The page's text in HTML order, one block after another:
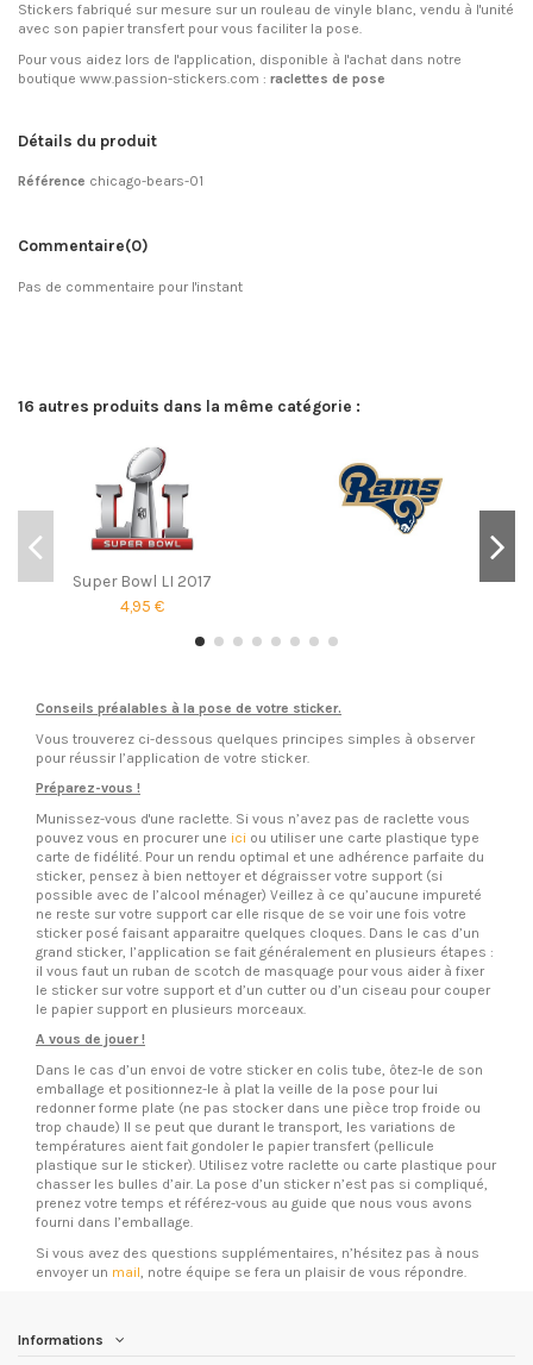
Stickers fabriqué sur mesure sur un rouleau de vinyle blanc, vendu à l'unité
avec son papier transfert pour vous faciliter la pose.
Pour vous aidez lors de l'application, disponible à l'achat dans notre
boutique www.passion-stickers.com : raclettes de pose
Détails du produit
Référence chicago-bears-01
Commentaire(0)
Pas de commentaire pour l'instant
16 autres produits dans la même catégorie :
Super Bowl LI 2017
4,95 €
Conseils préalables à la pose de votre sticker.
Vous trouverez ci-dessous quelques principes simples à observer
pour réussir l’application de votre sticker.
Préparez-vous !
Munissez-vous d'une raclette. Si vous n’avez pas de raclette vous
pouvez vous en procurer une ici ou utiliser une carte plastique type
carte de fidélité. Pour un rendu optimal et une adhérence parfaite du
sticker, pensez à bien nettoyer et dégraisser votre support (si
possible avec de l’alcool ménager) Veillez à ce qu’aucune impureté
ne reste sur votre support car elle risque de se voir une fois votre
sticker posé faisant apparaitre quelques cloques. Dans le cas d’un
grand sticker, l’application se fait généralement en plusieurs étapes :
il vous faut un ruban de scotch de masquage pour vous aider à fixer
le sticker sur votre support et d’un cutter ou d’un ciseau pour couper
le papier support en plusieurs morceaux.
A vous de jouer !
Dans le cas d’un envoi de votre sticker en colis tube, ôtez-le de son
emballage et positionnez-le à plat la veille de la pose pour lui
redonner forme plate (ne pas stocker dans une pièce trop froide ou
trop chaude) Il se peut que durant le transport, les variations de
températures aient fait gondoler le papier transfert (pellicule
plastique sur le sticker). Utilisez votre raclette ou carte plastique pour
chasser les bulles d’air. La pose d’un sticker n’est pas si compliqué,
prenez votre temps et référez-vous au guide que nous vous avons
fourni dans l’emballage.
Si vous avez des questions supplémentaires, n’hésitez pas à nous
envoyer un mail , notre équipe se fera un plaisir de vous répondre.
Informations